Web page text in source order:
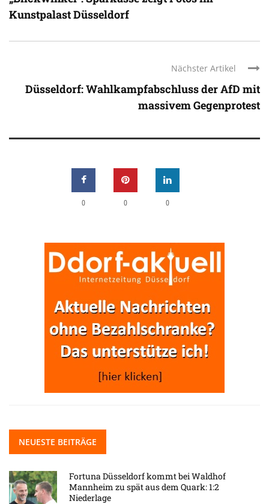
Kunstpalast Düsseldorf
Nächster Artikel
Düsseldorf: Wahlkampfabschluss der AfD mit
massivem Gegenprotest
0 0 0
NEUESTE BEITRÄGE
Fortuna Düsseldorf kommt bei Waldhof
Mannheim zu spät aus dem Quark: 1:2
Niederlage